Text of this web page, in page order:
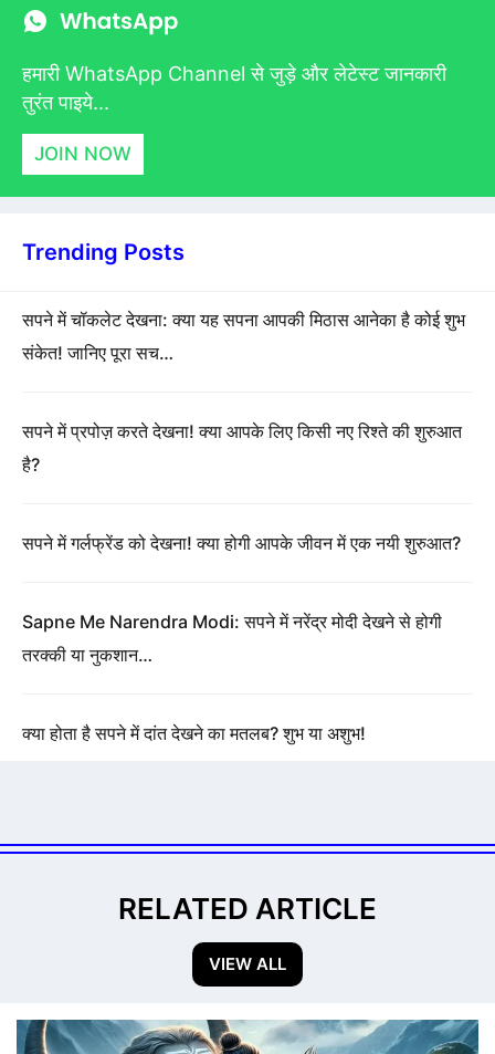
हमारी WhatsApp Channel से जुड़े और लेटेस्ट जानकारी
तुरंत पाइये...
JOIN NOW
Trending Posts
सपने में चॉकलेट देखना: क्या यह सपना आपकी मिठास आनेका है कोई शुभ
संकेत! जानिए पूरा सच…
सपने में प्रपोज़ करते देखना! क्या आपके लिए किसी नए रिश्ते की शुरुआत
है?
सपने में गर्लफ्रेंड को देखना! क्या होगी आपके जीवन में एक नयी शुरुआत?
Sapne Me Narendra Modi: सपने में नरेंद्र मोदी देखने से होगी
तरक्की या नुकशान…
क्या होता है सपने में दांत देखने का मतलब? शुभ या अशुभ!
RELATED ARTICLE
VIEW ALL